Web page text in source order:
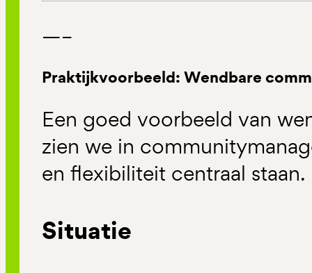
—–
Praktijkvoorbeeld: Wendbare
Een goed voorbeeld van
zien we in
en flexibiliteit centraal staan.
Situatie